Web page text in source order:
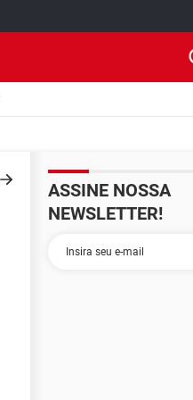
ASSINE NOSSA
NEWSLETTER!